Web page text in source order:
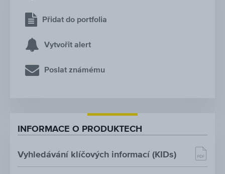
Přidat do portfolia
Vytvořit alert
Poslat známému
INFORMACE O PRODUKTECH
Vyhledávání klíčových informací (KIDs)